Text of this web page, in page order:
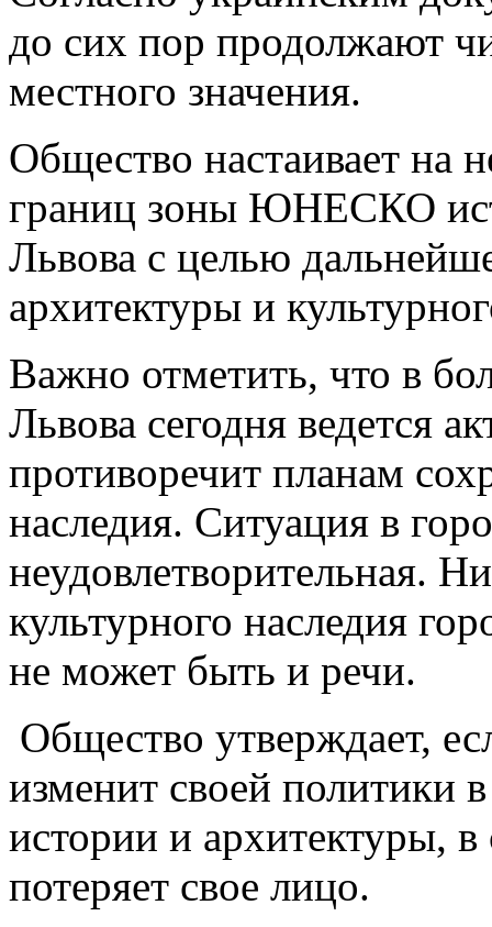
до сих пор продолжают
местного значения.
Общество настаивает на
границ зоны ЮНЕСКО
Львова с целью
архитектуры и
Важно отметить, что в
Львова сегодня ведется
противоречит планам
наследия. Ситуация в
неудовлетворительная.
культурного наследия
не может быть и речи.
Общество утверждает,
изменит своей политики
истории и архитектуры,
потеряет свое лицо.